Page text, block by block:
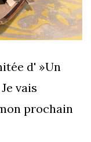
d' »Un
vais
prochain